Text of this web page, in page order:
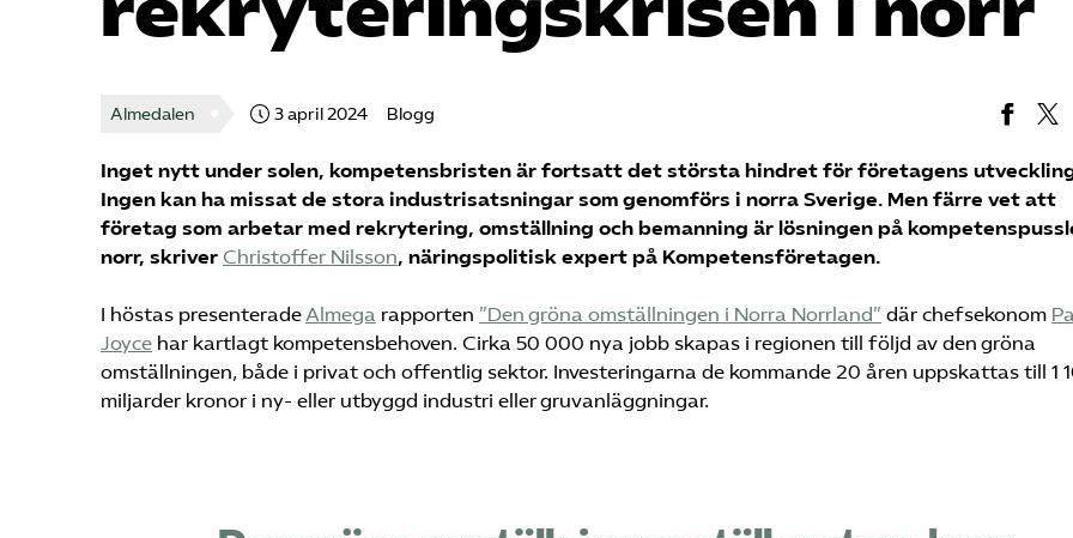
Almedalen 3 april 2024 Blogg
Inget nytt under solen, kompetensbristen är fortsatt det största hindret för företagens
Ingen kan ha missat de stora industrisatsningar som genomförs i norra Sverige. Men färre vet att
företag som arbetar med rekrytering, omställning och bemanning är lösningen på
norr, skriver Christoffer Nilsson, näringspolitisk expert på Kompetensföretagen.
I höstas presenteradeAlmega rapporten ”Den gröna omställningen i Norra Norrland” där chefsekonom
Joyce har kartlagt kompetensbehoven. Cirka 50 000 nya jobb skapas i regionen till följd av den gröna
omställningen, både i privat och offentlig sektor. Investeringarna de kommande 20 åren uppskattas till 1
miljarder kronor i ny- eller utbyggd industri eller gruvanläggningar.